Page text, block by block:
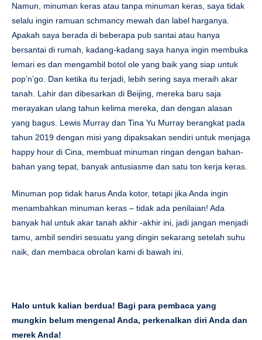
Namun, minuman keras atau tanpa minuman keras, saya tidak
selalu ingin ramuan schmancy mewah dan label harganya.
Apakah saya berada di beberapa pub santai atau hanya
bersantai di rumah, kadang-kadang saya hanya ingin membuka
lemari es dan mengambil botol ole yang baik yang siap untuk
pop’n’go. Dan ketika itu terjadi, lebih sering saya meraih akar
tanah. Lahir dan dibesarkan di Beijing, mereka baru saja
merayakan ulang tahun kelima mereka, dan dengan alasan
yang bagus. Lewis Murray dan Tina Yu Murray berangkat pada
tahun 2019 dengan misi yang dipaksakan sendiri untuk menjaga
happy hour di Cina, membuat minuman ringan dengan bahan-
bahan yang tepat, banyak antusiasme dan satu ton kerja keras.
Minuman pop tidak harus Anda kotor, tetapi jika Anda ingin
menambahkan minuman keras – tidak ada penilaian! Ada
banyak hal untuk akar tanah akhir -akhir ini, jadi jangan menjadi
tamu, ambil sendiri sesuatu yang dingin sekarang setelah suhu
naik, dan membaca obrolan kami di bawah ini.
Halo untuk kalian berdua! Bagi para pembaca yang
mungkin belum mengenal Anda, perkenalkan diri Anda dan
merek Anda!